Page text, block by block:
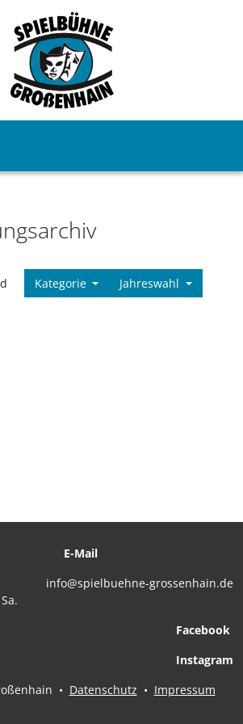
Kategorie Jahreswahl
E-Mail
info@spielbuehne-grossenhain.de
Facebook
Instagram
• Datenschutz • Impressum